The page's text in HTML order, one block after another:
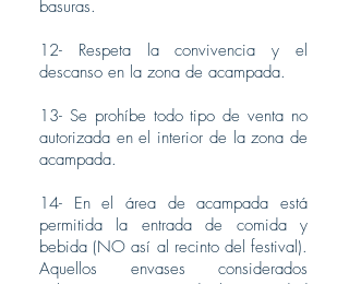
basuras.
12- Respeta la convivencia y el
descanso en la zona de acampada.
13- Se prohíbe todo tipo de venta no
autorizada en el interior de la zona de
acampada.
14- En el área de acampada está
permitida la entrada de comida y
bebida (NO así al recinto del festival).
Aquellos envases considerados